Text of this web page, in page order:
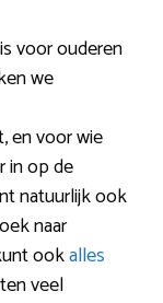
voor ouderen
we
en voor wie
in op de
natuurlijk ook
naar
ookalles
veel